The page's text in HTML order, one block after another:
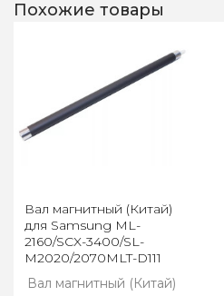
Похожие товары
Вал магнитный (Китай)
для Samsung ML-
2160/SCX-3400/SL-
M2020/2070MLT-D111
Вал магнитный (Китай)